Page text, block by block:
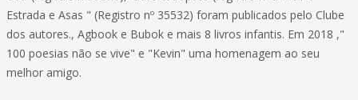
Estrada e Asas " (Registro nº 35532) foram publicados pelo Clube
dos autores., Agbook e Bubok e mais 8 livros infantis. Em 2018 ,"
100 poesias não se vive" e "Kevin" uma homenagem ao seu
melhor amigo.